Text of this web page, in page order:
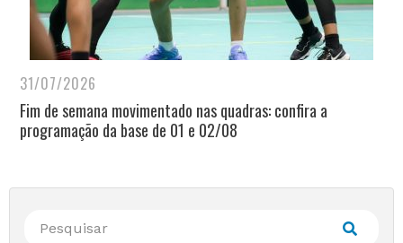
31/07/2026
Fim de semana movimentado nas quadras: confira a
programação da base de 01 e 02/08